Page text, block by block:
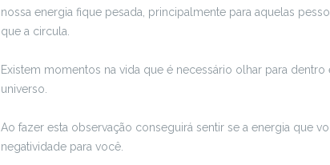
nossa energia fique pesada, principalmente para aquelas
que a circula.
Existem momentos na vida que é necessário olhar para
universo.
Ao fazer esta observação conseguirá sentir se a energia que
negatividade para você.